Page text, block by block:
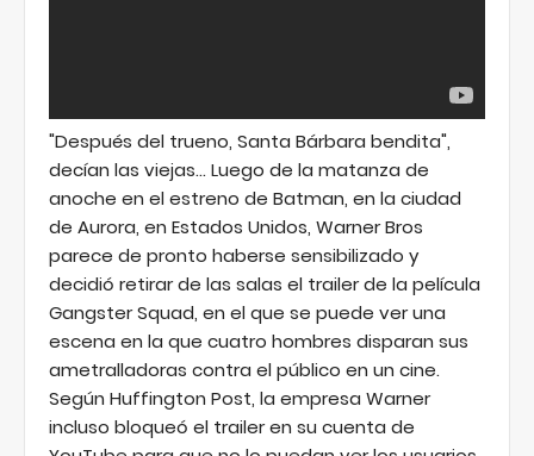
"Después del trueno, Santa Bárbara bendita",
decían las viejas... Luego de la matanza de
anoche en el estreno de Batman, en la ciudad
de Aurora, en Estados Unidos, Warner Bros
parece de pronto haberse sensibilizado y
decidió retirar de las salas el trailer de la película
Gangster Squad, en el que se puede ver una
escena en la que cuatro hombres disparan sus
ametralladoras contra el público en un cine.
Según Huffington Post, la empresa Warner
incluso bloqueó el trailer en su cuenta de